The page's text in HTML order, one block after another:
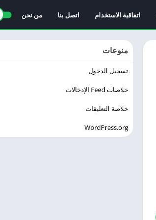
اتفاقية الاستخدام اتصل بنا من نحن
منوعات
تسجيل الدخول
خلاصات Feed الإدخالات
خلاصة التعليقات
WordPress.org